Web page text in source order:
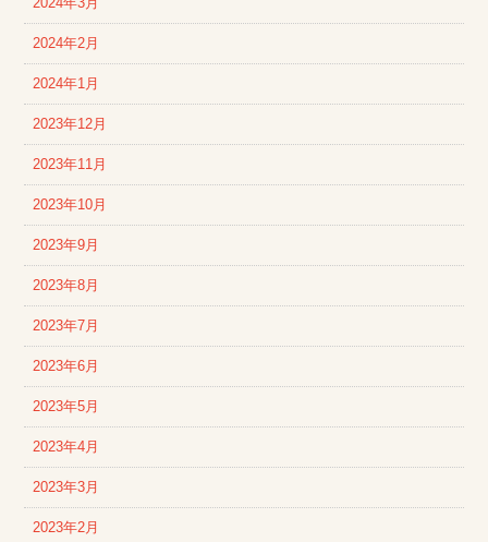
2024年3月
2024年2月
2024年1月
2023年12月
2023年11月
2023年10月
2023年9月
2023年8月
2023年7月
2023年6月
2023年5月
2023年4月
2023年3月
2023年2月